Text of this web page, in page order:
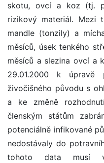
skotu, ovcí a koz (tj.
rizikový materiál. Mezi
mandle (tonzily) a
měsíců, úsek tenkého
měsíců a slezina ovcí a
29.01.2000 k úpravě
živočišného původu s
a ke změně
členským státům
potenciálně infikované
nedostávaly do
tohoto data musí